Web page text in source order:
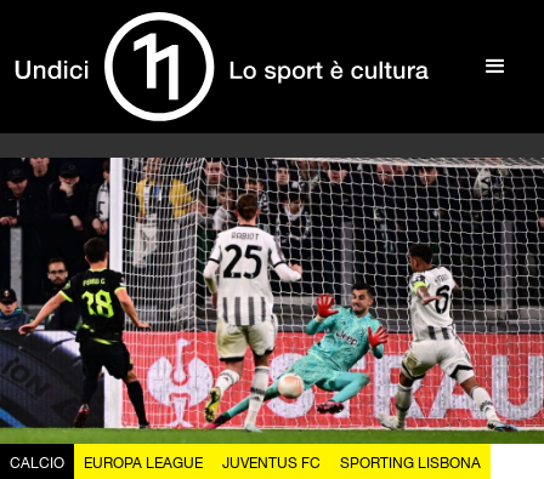
CALCIO EUROPA LEAGUE JUVENTUS FC SPORTING LISBONA